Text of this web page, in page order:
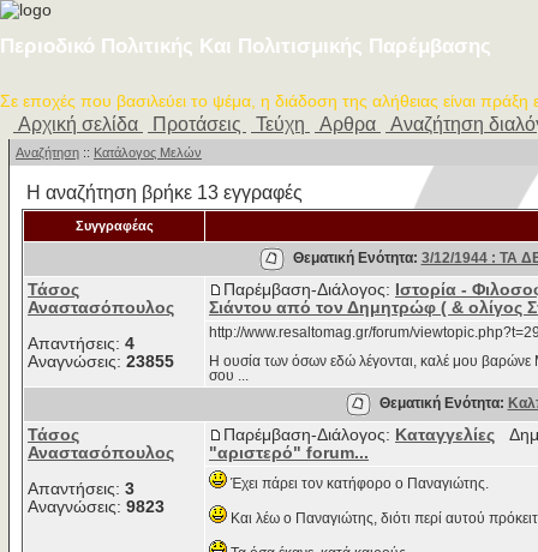
Περιοδικό Πολιτικής Και Πολιτισμικής Παρέμβασης
Σε εποχές που βασιλεύει το ψέμα, η διάδοση της αλήθειας είναι πράξη
Αρχική σελίδα Προτάσεις Τεύχη Αρθρα Αναζήτηση
Αναζήτηση :: Κατάλογος Μελών
Η αναζήτηση βρήκε 13 εγγραφές
Συγγραφέας
Θεματική Ενότητα: 3/12/1944 : ΤΑ
Τάσος
Αναστασόπουλος
Απαντήσεις: 4
Αναγνώσεις: 23855
Παρέμβαση-Διάλογος: Ιστορία -
Σιάντου από τον Δημητρώφ ( & ολίγος
http://www.resaltomag.gr/forum/
Η ουσία των όσων εδώ λέγονται, καλέ μου βαρώνε
σου ...
Θεματική Ενότητα:
Τάσος
Αναστασόπουλος
Απαντήσεις: 3
Αναγνώσεις: 9823
Παρέμβαση-Διάλογος: Καταγγελίες
"αριστερό" forum...
Έχει πάρει τον κατήφορο ο Παναγιώτης.
Και λέω ο Παναγιώτης, διότι περί αυτού